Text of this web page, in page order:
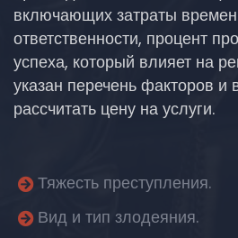
включающих затраты
ответственности, процент
успеха, который влияет на
указан перечень факторов и
рассчитать цену на услуги.
Тяжесть преступления.
Вид и тип злодеяния.